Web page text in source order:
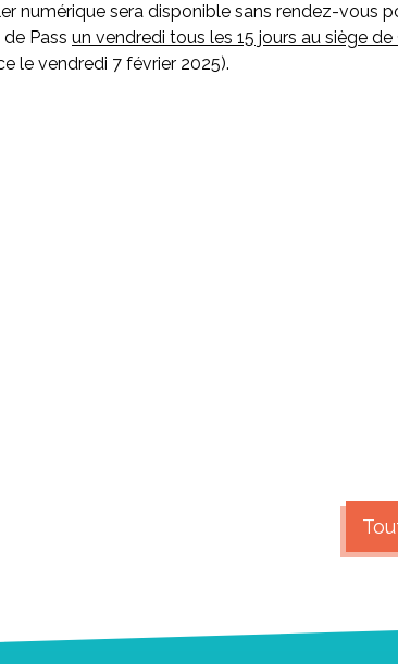
numérique sera disponible sans rendez-vous
Pass un vendredi tous les 15 jours au siège
le vendredi 7 février 2025).